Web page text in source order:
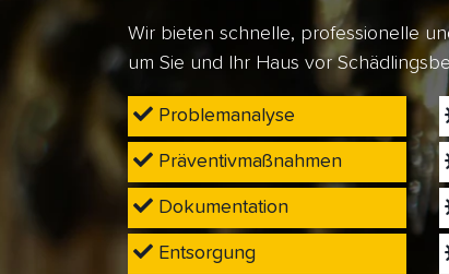
Wir bieten schnelle, professionelle
um Sie und Ihr Haus vor
Problemanalyse
Präventivmaßnahmen
Dokumentation
Entsorgung